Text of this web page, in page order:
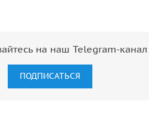
на наш Telegram-канал
ПОДПИСАТЬСЯ